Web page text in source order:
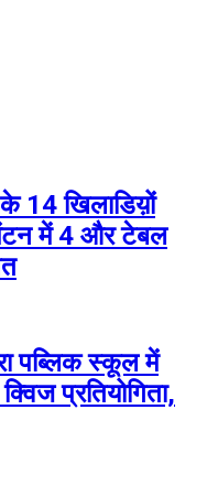
14 खिलाडिय़ों
में 4 और टेबल
पब्लिक स्कूल में
प्रतियोगिता,